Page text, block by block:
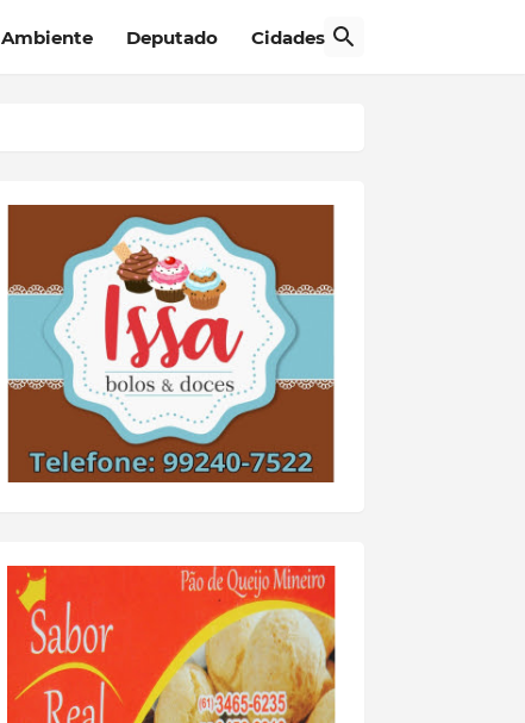
Ambiente Deputado Cidades